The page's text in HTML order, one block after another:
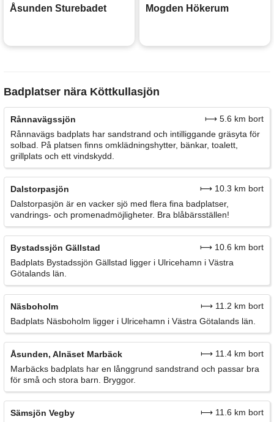
Åsunden Sturebadet Mogden Hökerum
Badplatser nära Köttkullasjön
Rånnavägssjön
⟼ 5.6 km bort
Rånnavägs badplats har sandstrand och intilliggande gräsyta för
solbad. På platsen finns omklädningshytter, bänkar, toalett,
grillplats och ett vindskydd.
Dalstorpasjön
⟼ 10.3 km bort
Dalstorpasjön är en vacker sjö med flera fina badplatser,
vandrings- och promenadmöjligheter. Bra blåbärsställen!
Bystadssjön Gällstad
⟼ 10.6 km bort
Badplats Bystadssjön Gällstad ligger i Ulricehamn i Västra
Götalands län.
Näsboholm
⟼ 11.2 km bort
Badplats Näsboholm ligger i Ulricehamn i Västra Götalands län.
Åsunden, Alnäset Marbäck
⟼ 11.4 km bort
Marbäcks badplats har en långgrund sandstrand och passar bra
för små och stora barn. Bryggor.
Sämsjön Vegby
⟼ 11.6 km bort